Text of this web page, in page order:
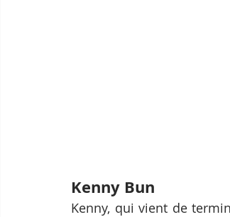
Kenny Bun
Kenny, qui vient de